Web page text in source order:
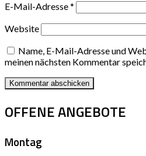
E-Mail-Adresse*
Website
Name, E-Mail-Adresse und
meinen nächsten Kommentar
OFFENE ANGEBOTE
Montag